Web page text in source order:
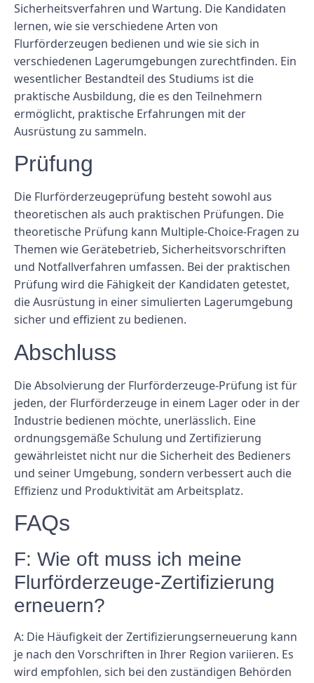
Sicherheitsverfahren und Wartung. Die Kandidaten
lernen, wie sie verschiedene Arten von
Flurförderzeugen bedienen und wie sie sich in
verschiedenen Lagerumgebungen zurechtfinden. Ein
wesentlicher Bestandteil des Studiums ist die
praktische Ausbildung, die es den Teilnehmern
ermöglicht, praktische Erfahrungen mit der
Ausrüstung zu sammeln.
Prüfung
Die Flurförderzeugeprüfung besteht sowohl aus
theoretischen als auch praktischen Prüfungen. Die
theoretische Prüfung kann Multiple-Choice-Fragen zu
Themen wie Gerätebetrieb, Sicherheitsvorschriften
und Notfallverfahren umfassen. Bei der praktischen
Prüfung wird die Fähigkeit der Kandidaten getestet,
die Ausrüstung in einer simulierten Lagerumgebung
sicher und effizient zu bedienen.
Abschluss
Die Absolvierung der Flurförderzeuge-Prüfung ist für
jeden, der Flurförderzeuge in einem Lager oder in der
Industrie bedienen möchte, unerlässlich. Eine
ordnungsgemäße Schulung und Zertifizierung
gewährleistet nicht nur die Sicherheit des Bedieners
und seiner Umgebung, sondern verbessert auch die
Effizienz und Produktivität am Arbeitsplatz.
FAQs
F: Wie oft muss ich meine
Flurförderzeuge-Zertifizierung
erneuern?
A: Die Häufigkeit der Zertifizierungserneuerung kann
je nach den Vorschriften in Ihrer Region variieren. Es
wird empfohlen, sich bei den zuständigen Behörden